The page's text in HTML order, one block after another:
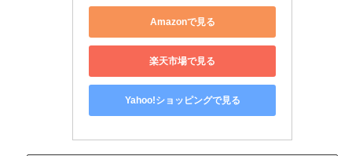
Amazonで見る
楽天市場で見る
Yahoo!ショッピングで見る